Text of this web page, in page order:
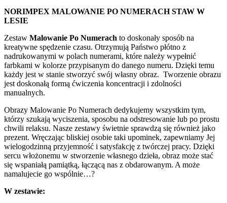
NORIMPEX MALOWANIE PO NUMERACH STAW W
LESIE
Zestaw Malowanie Po Numerach to doskonały sposób na
kreatywne spędzenie czasu. Otrzymują Państwo płótno z
nadrukowanymi w polach numerami, które należy wypełnić
farbkami w kolorze przypisanym do danego numeru. Dzięki temu
każdy jest w stanie stworzyć swój własny obraz. Tworzenie obrazu
jest doskonałą formą ćwiczenia koncentracji i zdolności
manualnych.
Obrazy Malowanie Po Numerach dedykujemy wszystkim tym,
którzy szukają wyciszenia, sposobu na odstresowanie lub po prostu
chwili relaksu. Nasze zestawy świetnie sprawdzą się również jako
prezent. Wręczając bliskiej osobie taki upominek, zapewniamy Jej
wielogodzinną przyjemność i satysfakcję z twórczej pracy. Dzięki
sercu włożonemu w stworzenie własnego dzieła, obraz może stać
się wspaniałą pamiątką, łączącą nas z obdarowanym. A może
namalujecie go wspólnie…?
W zestawie: